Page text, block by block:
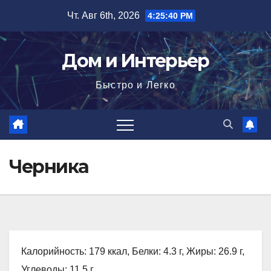
содержимому
Чт. Авг 6th, 2026 4:25:41 PM
Дом и Интерьер
Быстро и Легко
Черника
Калорийность: 179 ккал, Белки: 4.3 г, Жиры: 26.9 г,